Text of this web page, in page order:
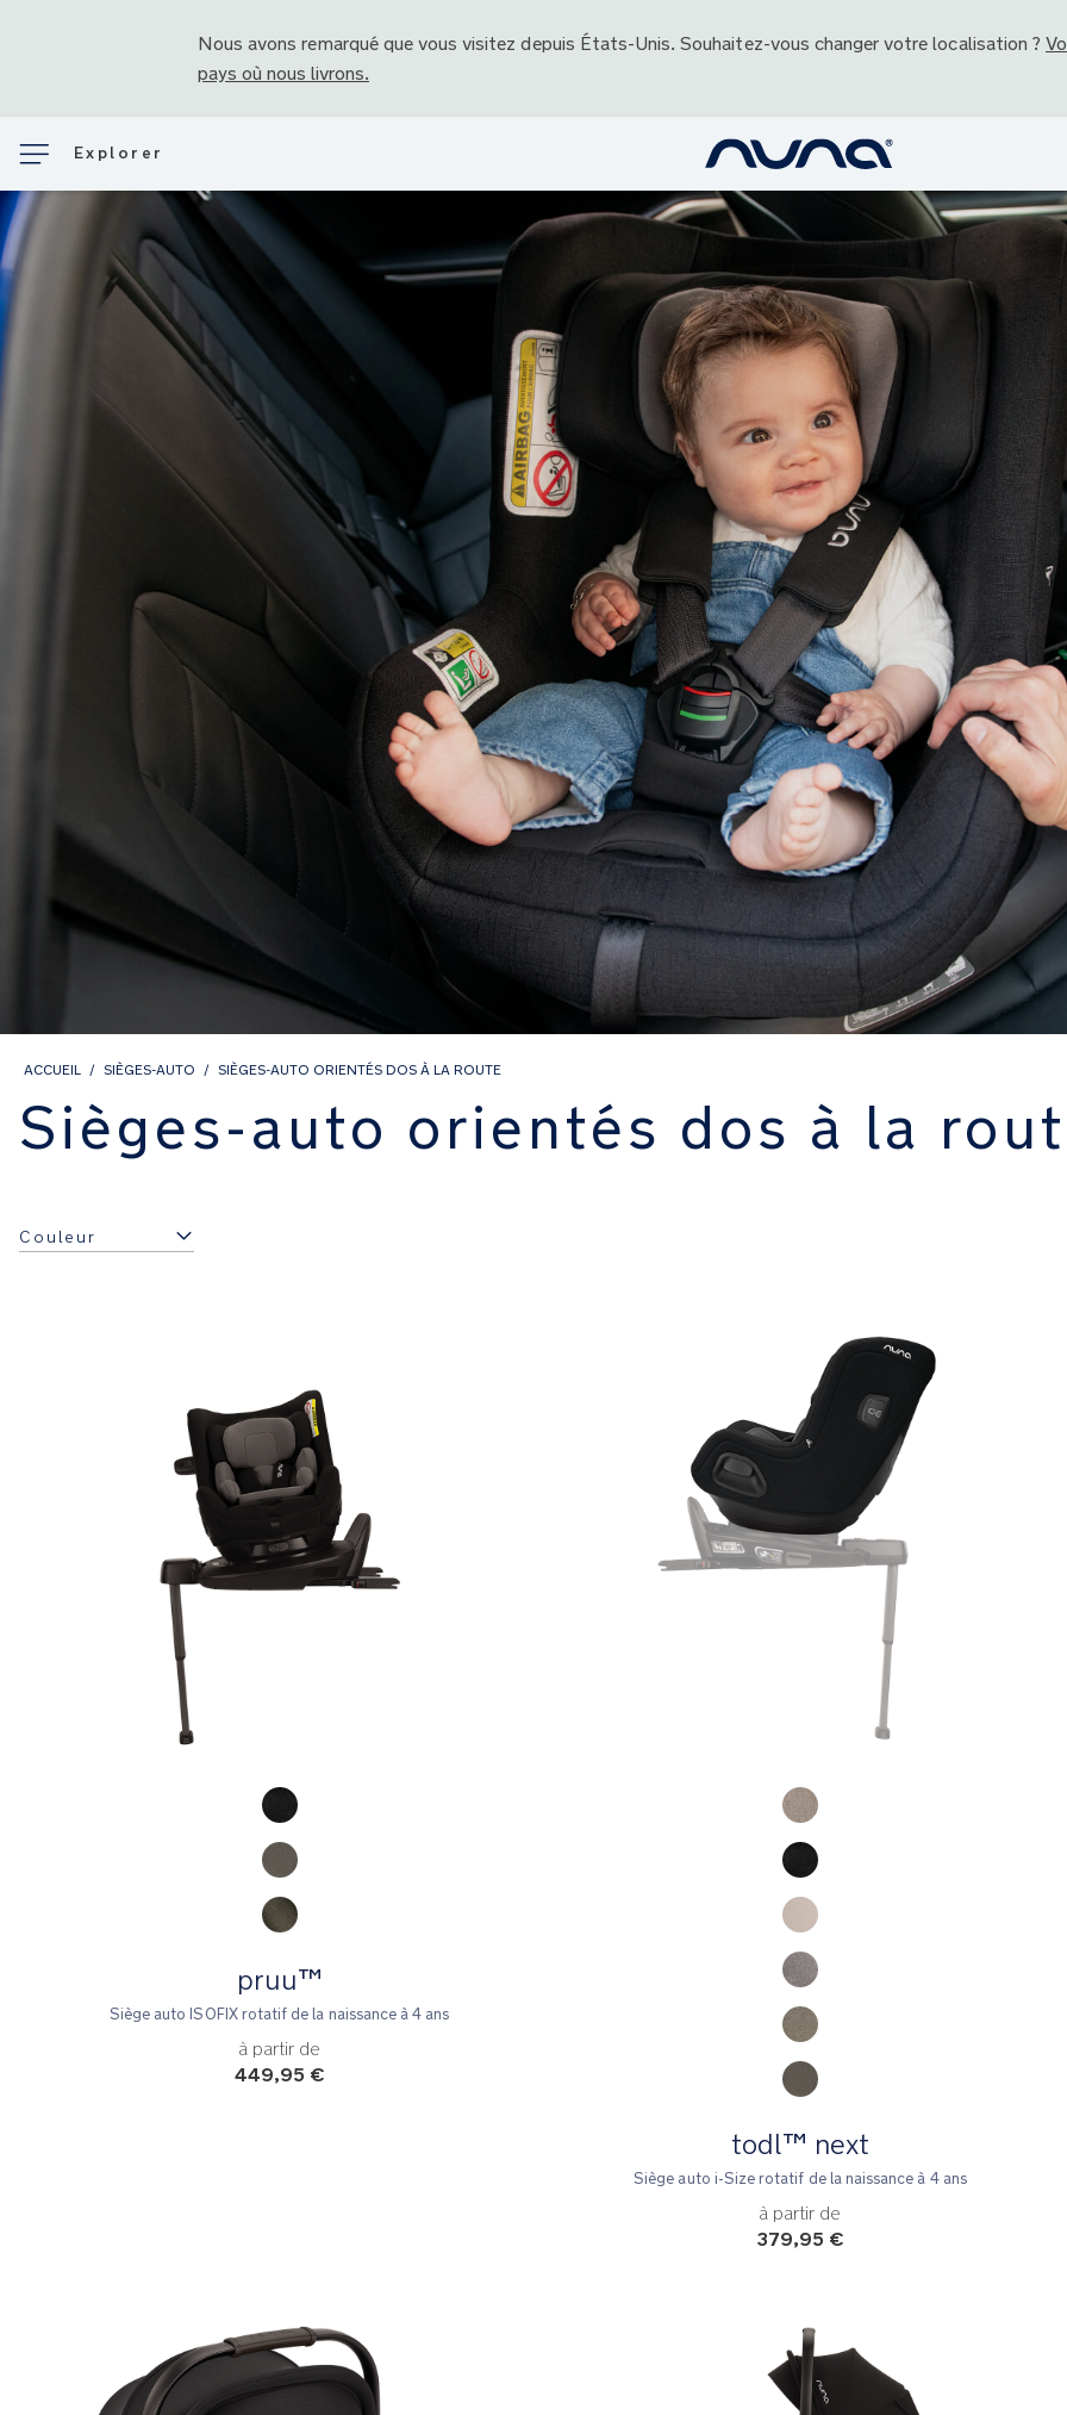
Nous avons remarqué que vous visitez depuis États-Unis. Souhaitez-vous changer votre localisation ?
pays où nous livrons.
Explorer
ACCUEIL SIÈGES-AUTO SIÈGES-AUTO ORIENTÉS DOS À LA ROUTE
Sièges-auto orientés dos à la
Couleur
pruu™
Siège auto ISOFIX rotatif de la naissance à 4 ans
à partir de
449,95 €
todl™ next
Siège auto i-Size rotatif de la naissance à 4 ans
à partir de
379,95 €